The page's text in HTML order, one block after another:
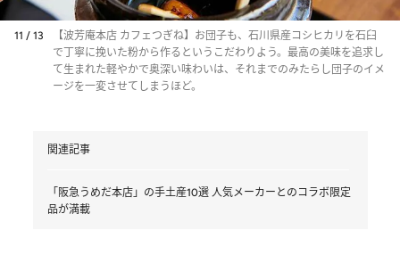
11 / 13
【波芳庵本店 カフェつぎね】お団子も、石川県産コシヒカリを石臼
で丁寧に挽いた粉から作るというこだわりよう。最高の美味を追求し
て生まれた軽やかで奥深い味わいは、それまでのみたらし団子のイメ
ージを一変させてしまうほど。
関連記事
「阪急うめだ本店」の手土産10選 人気メーカーとのコラボ限定
品が満載